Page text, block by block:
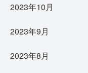
2023年10月
2023年9月
2023年8月